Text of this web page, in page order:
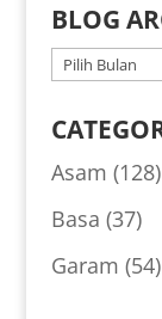
BLOG
BLOG
Asam (128)
Basa (37)
Garam (54)